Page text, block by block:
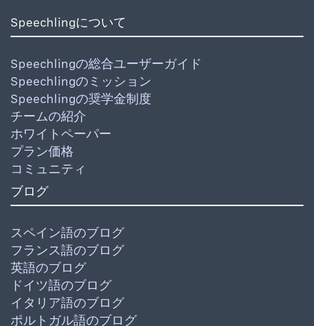
Speechlingについて
Speechlingの総合ユーザーガイド
Speechlingのミッション
Speechlingの奨学金制度
チームの紹介
ホワイトペーパー
プラン価格
コミュニティ
ブログ
スペイン語のブログ
フランス語のブログ
英語のブログ
ドイツ語のブログ
イタリア語のブログ
ポルトガル語のブログ